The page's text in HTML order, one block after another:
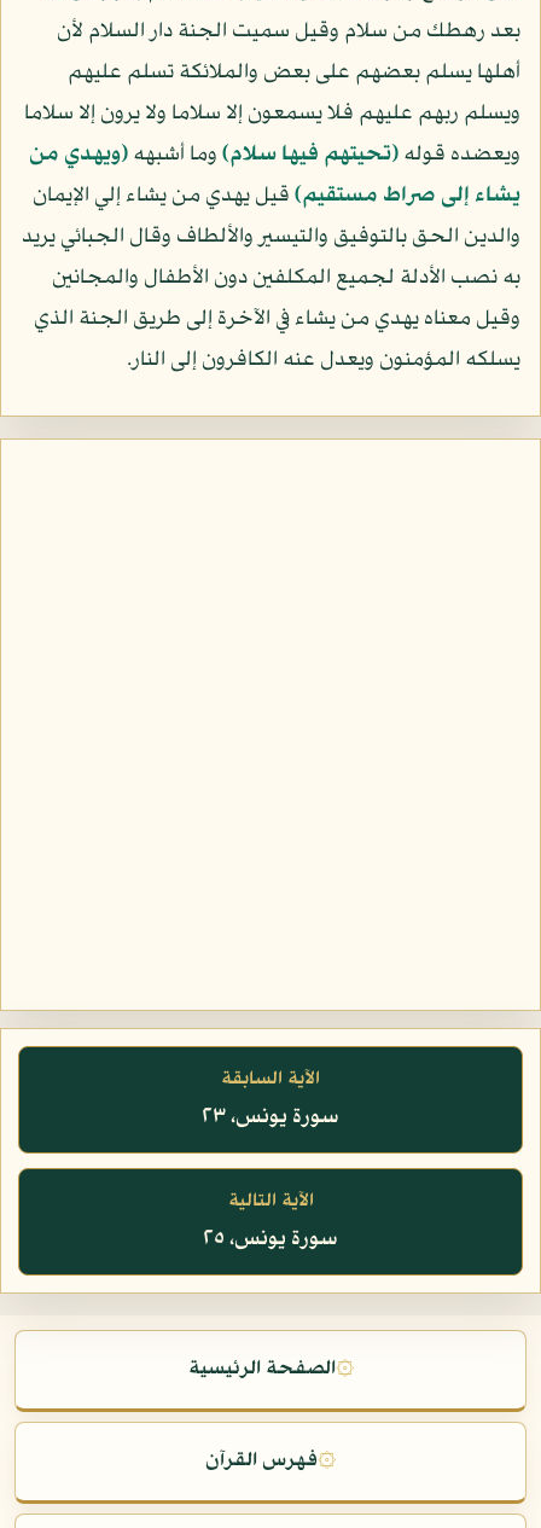
بعد رهطك من سلام وقيل سميت الجنة دار السلام لأن
أهلها يسلم بعضهم على بعض والملائكة تسلم عليهم
ويسلم ربهم عليهم فلا يسمعون إلا سلاما ولا يرون إلا سلاما
ويعضده قوله﴿تحيتهم فيها سلام﴾وما أشبهه﴿ويهدي من
يشاء إلى صراط مستقيم﴾قيل يهدي من يشاء إلي الإيمان
والدين الحق بالتوفيق والتيسير والألطاف وقال الجبائي يريد
به نصب الأدلة لجميع المكلفين دون الأطفال والمجانين
وقيل معناه يهدي من يشاء في الآخرة إلى طريق الجنة الذي
يسلكه المؤمنون ويعدل عنه الكافرون إلى النار.
الآية السابقة
سورة يونس، ٢٣
الآية التالية
سورة يونس، ٢٥
۞الصفحة الرئيسية
۞فهرس القرآن